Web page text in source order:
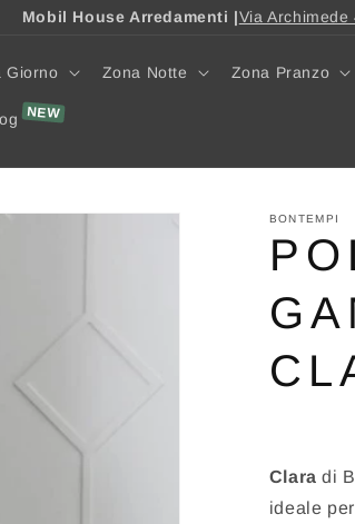
Mobil House Arredamenti |Via
Giorno Zona Notte Zona Pranzo
BONTEMPI
Clara di
ideale